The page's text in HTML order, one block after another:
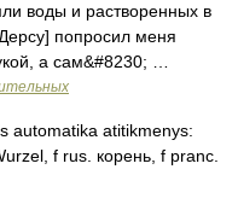
воды и растворенных в
попросил меня
а сам&#8230; …
automatika atitikmenys:
f rus. корень, f pranc.